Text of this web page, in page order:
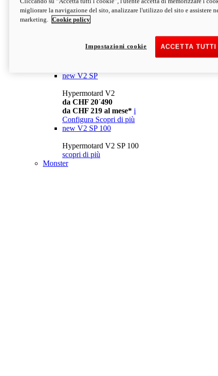
da CHF 13´990
Configura Scopri di più
newV2
da CHF 15´990
new V2 SP
Hypermotard V2
da CHF 20´490
da CHF 219 al mese* i
Configura Scopri di più
new V2 SP 100
Hypermotard V2 SP 100
scopri di più
Monster
migliorare la navigazione del sito, analizzare l'utilizzo del sito e assistere
marketing.
Cookie policy
ACCETTA
Impostazioni cookie